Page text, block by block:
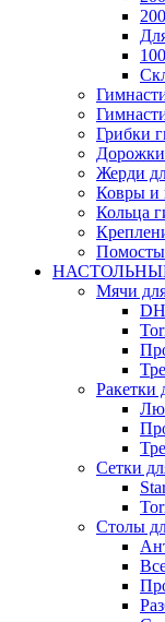
Грибки
Дорожки
Жерди
Ковры и
Кольца
Помосты
Мячи
Ракетки
Сетки
Столы